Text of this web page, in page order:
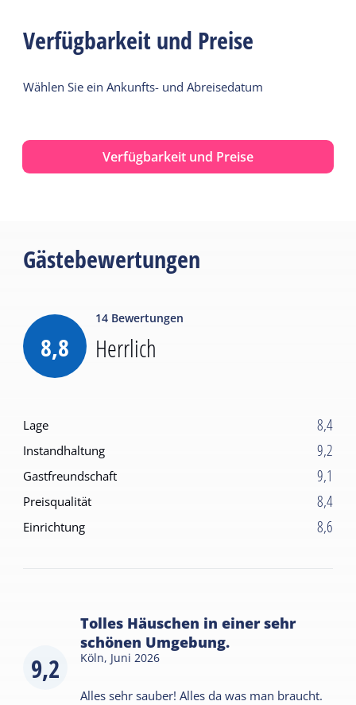
Verfügbarkeit und Preise
Wählen Sie ein Ankunfts- und Abreisedatum
Verfügbarkeit und Preise
Gästebewertungen
8,8
14 Bewertungen
Herrlich
Lage 8,4
Instandhaltung 9,2
Gastfreundschaft 9,1
Preisqualität 8,4
Einrichtung 8,6
9,2
Tolles Häuschen in einer sehr
schönen Umgebung.
Köln, Juni 2026
Alles sehr sauber! Alles da was man braucht.